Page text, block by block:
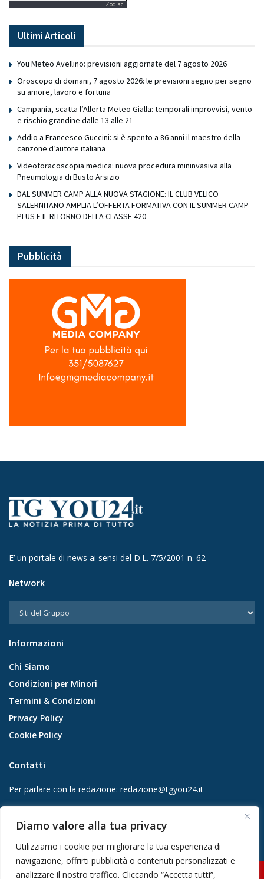
Diamo valore alla tua privacy
Utilizziamo i cookie per migliorare la tua esperienza di
navigazione, offrirti pubblicità o contenuti personalizzati e
analizzare il nostro traffico. Cliccando “Accetta tutti”,
Zodiac
Ultimi Articoli
You Meteo Avellino: previsioni aggiornate del 7 agosto 2026
Oroscopo di domani, 7 agosto 2026: le previsioni segno per segno
su amore, lavoro e fortuna
Campania, scatta l’Allerta Meteo Gialla: temporali improvvisi, vento
e rischio grandine dalle 13 alle 21
Addio a Francesco Guccini: si è spento a 86 anni il maestro della
canzone d’autore italiana
Videotoracoscopia medica: nuova procedura mininvasiva alla
Pneumologia di Busto Arsizio
DAL SUMMER CAMP ALLA NUOVA STAGIONE: IL CLUB VELICO
SALERNITANO AMPLIA L’OFFERTA FORMATIVA CON IL SUMMER CAMP
PLUS E IL RITORNO DELLA CLASSE 420
Pubblicità
E’ un portale di news ai sensi del D.L. 7/5/2001 n. 62
Network
Informazioni
Chi Siamo
Condizioni per Minori
Termini & Condizioni
Privacy Policy
Cookie Policy
Contatti
Per parlare con la redazione: redazione@tgyou24.it